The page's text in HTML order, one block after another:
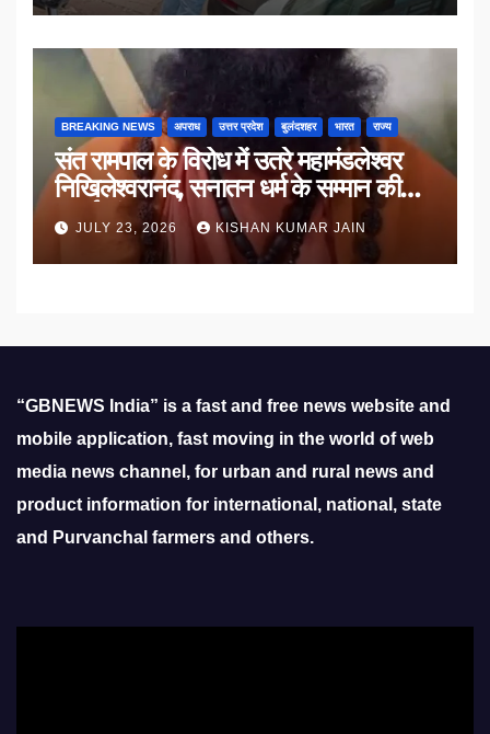
BREAKING NEWS अपराध उत्तर प्रदेश बुलंदशहर भारत राज्य
संत रामपाल के विरोध में उतरे महामंडलेश्वर
निखिलेश्वरानंद, सनातन धर्म के सम्मान की
उठाई मांग
JULY 23, 2026 KISHAN KUMAR JAIN
“GBNEWS India” is a fast and free news website and
mobile application, fast moving in the world of web
media news channel, for urban and rural news and
product information for international, national, state
and Purvanchal farmers and others.